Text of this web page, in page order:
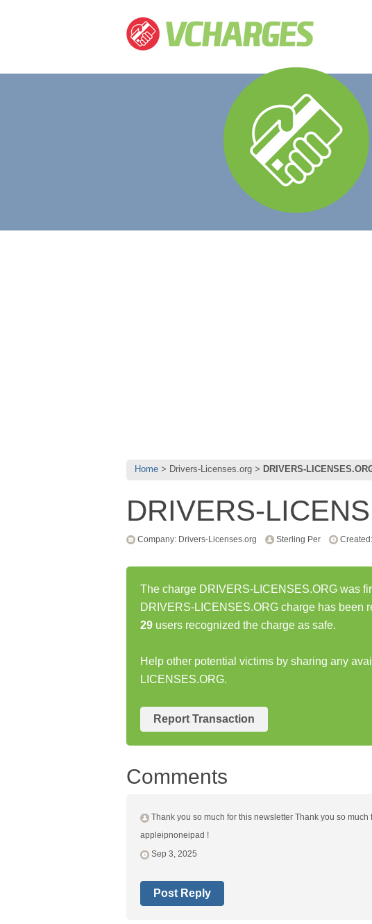
Home Drivers-Licenses.org DRIVERS-
DRIVERS-
Company: Drivers-Licenses.org Sterling Per
The charge DRIVERS-LICENSES.ORG was
DRIVERS-LICENSES.ORG charge has been
29 users recognized the charge as safe.
Help other potential victims by sharing any
LICENSES.ORG.
Report Transaction
Comments
Thank you so much for this newsletter Thank you so
appleipnoneipad !
Sep 3, 2025
Post Reply